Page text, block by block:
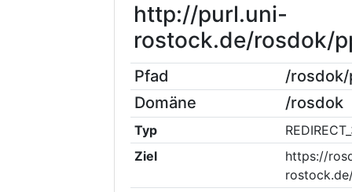
http://purl.uni-
rostock.de/rosdok/
Pfad
/
Domäne
/rosdok
Typ
Ziel
https://